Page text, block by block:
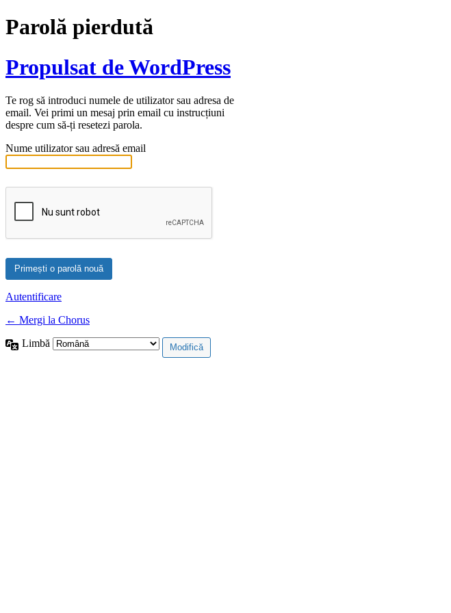
Parolă pierdută
Propulsat de WordPress
Te rog să introduci numele de utilizator sau adresa de
email. Vei primi un mesaj prin email cu instrucțiuni
despre cum să-ți resetezi parola.
Nume utilizator sau adresă email
Autentificare
← Mergi la Chorus
Limbă